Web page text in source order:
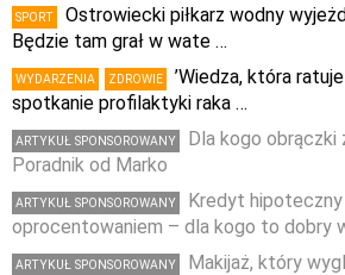
SPORT
Ostrowiecki piłkarz wodny
Będzie tam grał w wate …
WYDARZENIA ZDROWIE
’Wiedza, która
spotkanie profilaktyki raka …
ARTYKUŁ SPONSOROWANY
Dla kogo obrączki
Poradnik od Marko
ARTYKUŁ SPONSOROWANY
Kredyt hipoteczny
oprocentowaniem – dla kogo to dobry
ARTYKUŁ SPONSOROWANY
Makijaż, który